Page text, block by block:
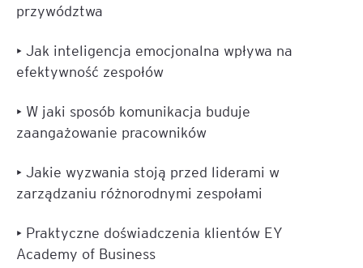
przywództwa
• Jak inteligencja emocjonalna wpływa na
efektywność zespołów
• W jaki sposób komunikacja buduje
zaangażowanie pracowników
• Jakie wyzwania stoją przed liderami w
zarządzaniu różnorodnymi zespołami
• Praktyczne doświadczenia klientów EY
Academy of Business